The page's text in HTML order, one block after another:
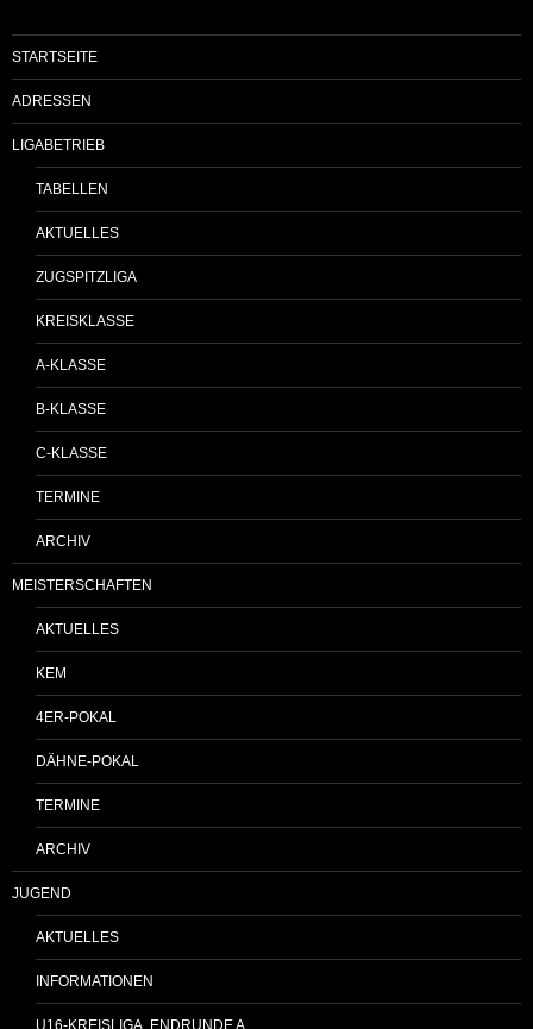
STARTSEITE
ADRESSEN
LIGABETRIEB
TABELLEN
AKTUELLES
ZUGSPITZLIGA
KREISKLASSE
A-KLASSE
B-KLASSE
C-KLASSE
TERMINE
ARCHIV
MEISTERSCHAFTEN
AKTUELLES
KEM
4ER-POKAL
DÄHNE-POKAL
TERMINE
ARCHIV
JUGEND
AKTUELLES
INFORMATIONEN
U16-KREISLIGA, ENDRUNDE A